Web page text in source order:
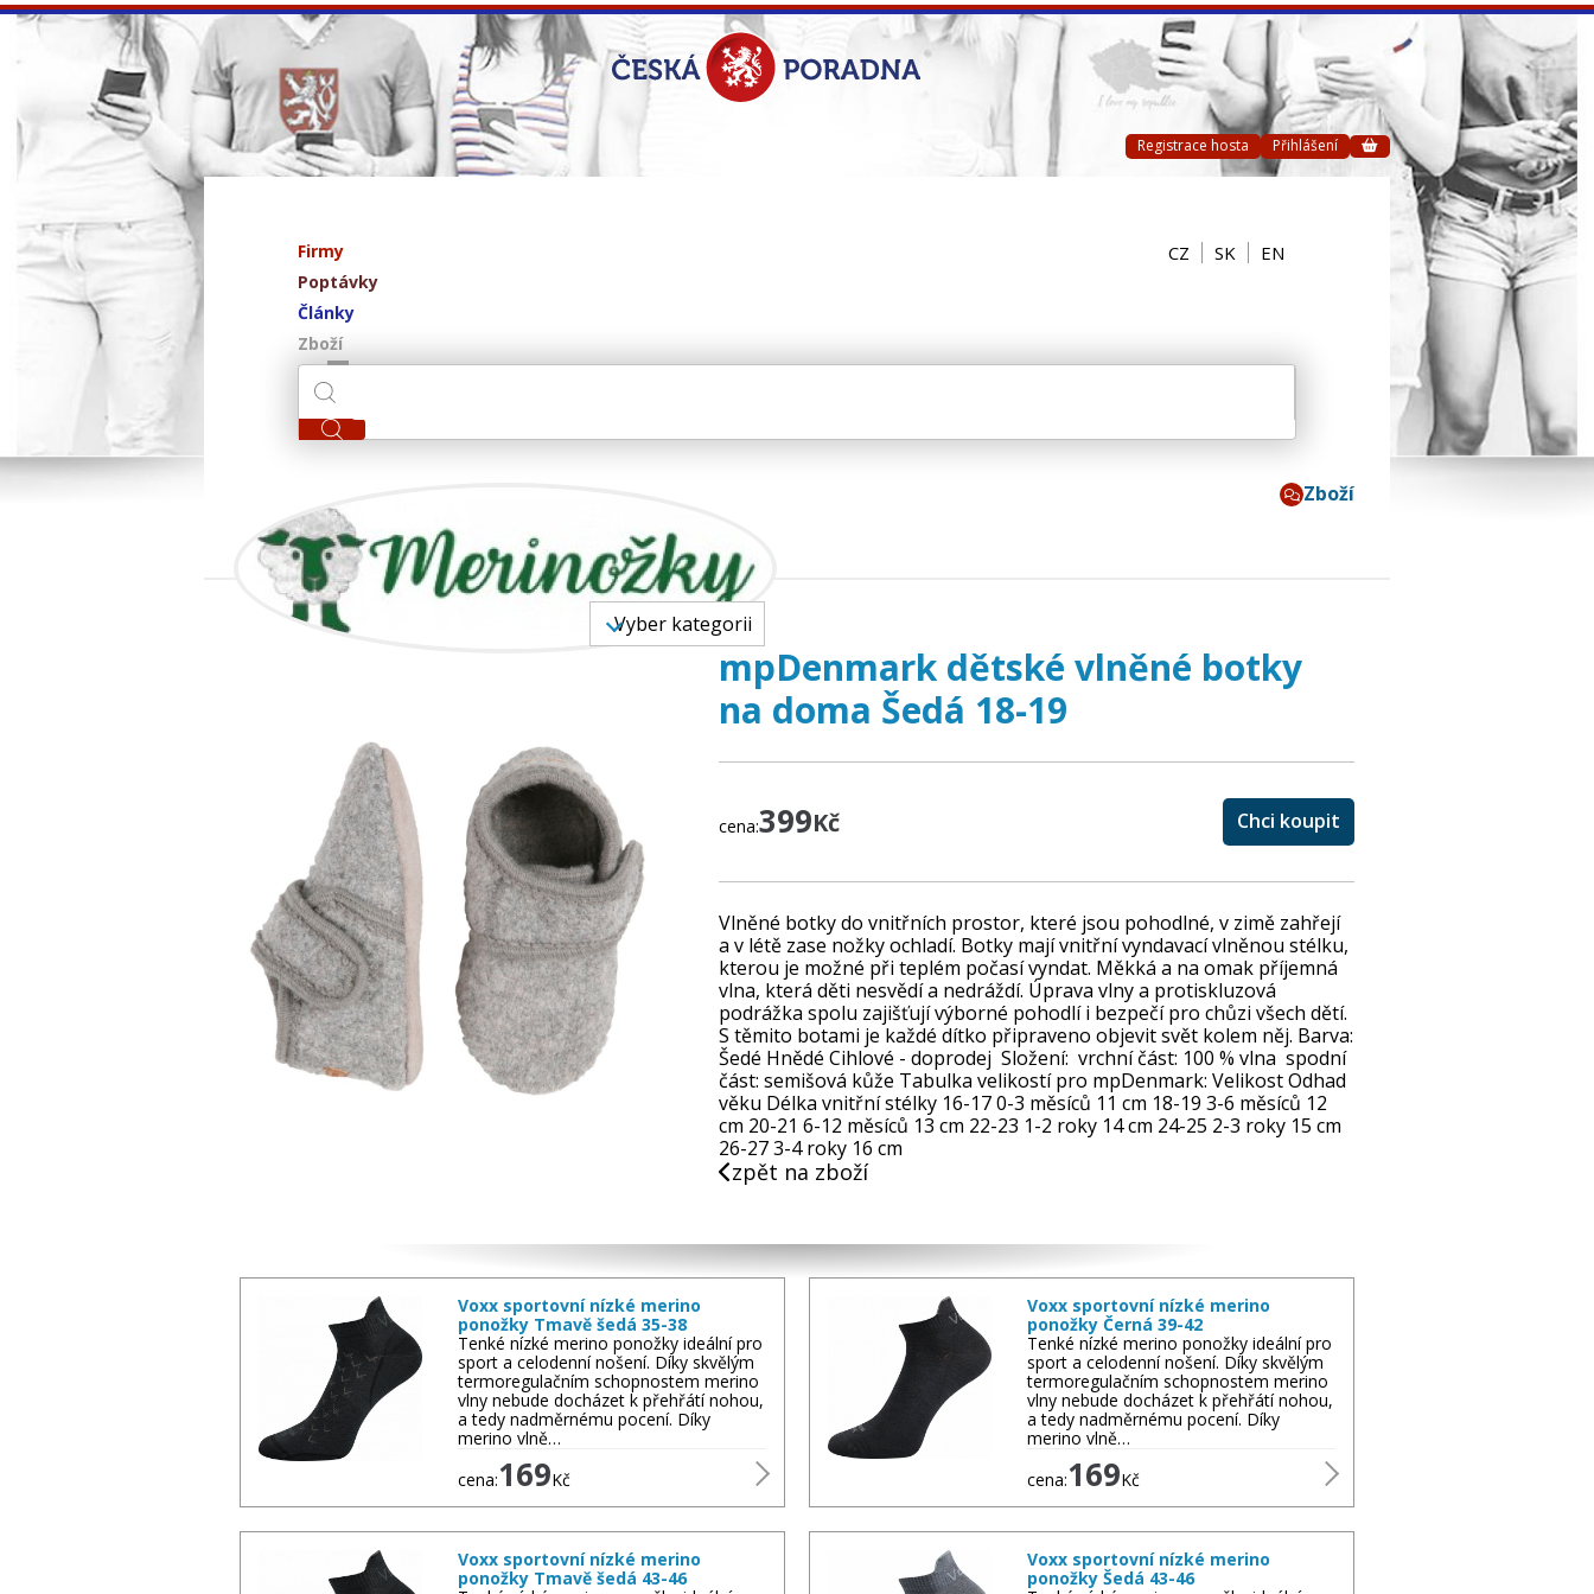
Registrace hosta Přihlášení
Firmy
Poptávky
Články
Zboží
CZ SK EN
Zboží
Merinox s.r.o.
Vyber kategorii
mpDenmark dětské vlněné botky
na doma Šedá 18-19
cena:399Kč Chci koupit
Vlněné botky do vnitřních prostor, které jsou pohodlné, v zimě zahřejí
a v létě zase nožky ochladí. Botky mají vnitřní vyndavací vlněnou stélku,
kterou je možné při teplém počasí vyndat. Měkká a na omak příjemná
vlna, která děti nesvědí a nedráždí. Úprava vlny a protiskluzová
podrážka spolu zajišťují výborné pohodlí i bezpečí pro chůzi všech dětí.
S těmito botami je každé dítko připraveno objevit svět kolem něj. Barva:
Šedé Hnědé Cihlové - doprodej Složení: vrchní část: 100 % vlna spodní
část: semišová kůže Tabulka velikostí pro mpDenmark: Velikost Odhad
věku Délka vnitřní stélky 16-17 0-3 měsíců 11 cm 18-19 3-6 měsíců 12
cm 20-21 6-12 měsíců 13 cm 22-23 1-2 roky 14 cm 24-25 2-3 roky 15 cm
26-27 3-4 roky 16 cm
zpět na zboží
Voxx sportovní nízké merino
ponožky Tmavě šedá 35-38
Tenké nízké merino ponožky ideální pro
sport a celodenní nošení. Díky skvělým
termoregulačním schopnostem merino
vlny nebude docházet k přehřátí nohou,
a tedy nadměrnému pocení. Díky
merino vlně…
cena:169Kč
Voxx sportovní nízké merino
ponožky Černá 39-42
Tenké nízké merino ponožky ideální pro
sport a celodenní nošení. Díky skvělým
termoregulačním schopnostem merino
vlny nebude docházet k přehřátí nohou,
a tedy nadměrnému pocení. Díky
merino vlně…
cena:169Kč
Voxx sportovní nízké merino
ponožky Tmavě šedá 43-46
Voxx sportovní nízké merino
ponožky Šedá 43-46